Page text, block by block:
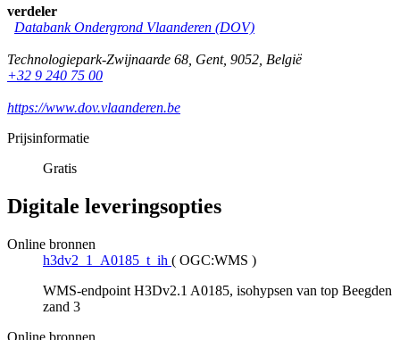
verdeler
Databank Ondergrond Vlaanderen (DOV)
Technologiepark-Zwijnaarde 68, Gent, 9052, België
+32 9 240 75 00
https://www.dov.vlaanderen.be
Prijsinformatie
Gratis
Digitale leveringsopties
Online bronnen
h3dv2_1_A0185_t_ih ( OGC:WMS )
WMS-endpoint H3Dv2.1 A0185, isohypsen van top Beegden
zand 3